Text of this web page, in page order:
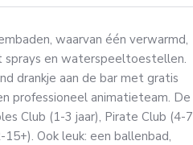
waarvan één verwarmd,
sprays en waterspeeltoestellen.
drankje aan de bar met gratis
professioneel animatieteam. De
Club (1-3 jaar), Pirate Club (4-7
Ook leuk: een ballenbad,